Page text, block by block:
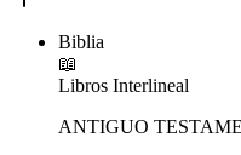
Biblia
📖
Libros Interlineal
ANTIGUO